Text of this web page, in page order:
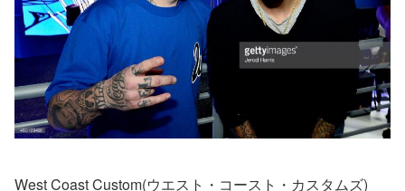
West Coast Custom(ウエスト・コースト・カスタムズ)